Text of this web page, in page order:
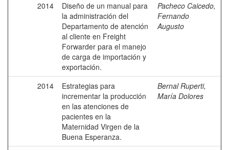
2014
Diseño de un manual para
la administración del
Departamento de atención
al cliente en Freight
Forwarder para el manejo
de carga de importación y
exportación.
Pacheco Caicedo,
Fernando
Augusto
2014
Estrategias para
incrementar la producción
en las atenciones de
pacientes en la
Maternidad Virgen de la
Buena Esperanza.
Bernal Ruperti,
María Dolores